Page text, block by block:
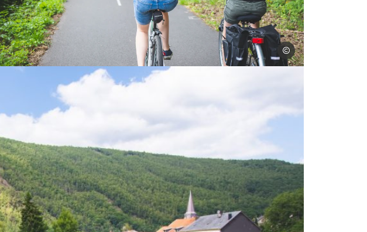
à vélo EuroVelo 19 à Monthermé dans les Ardennes, © Pierre Defontaine
Pierre Defontaine